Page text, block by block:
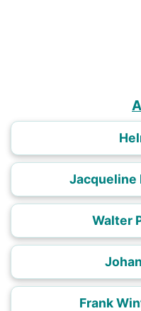
Jacqueline
Walter
Frank